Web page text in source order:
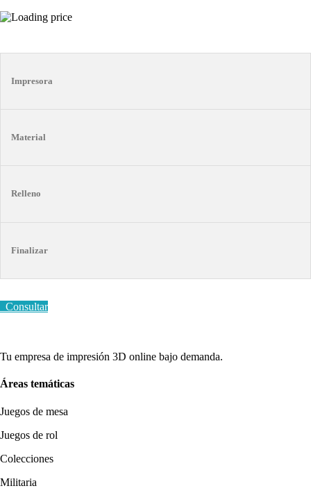
Impresora
Material
Relleno
Finalizar
Consultar
Tu empresa de impresión 3D online bajo demanda.
Áreas temáticas
Juegos de mesa
Juegos de rol
Colecciones
Militaria